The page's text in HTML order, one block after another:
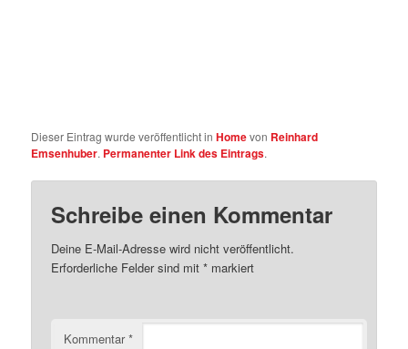
Dieser Eintrag wurde veröffentlicht inHomevon Reinhard
Emsenhuber. Permanenter Link des Eintrags.
Schreibe einen Kommentar
Deine E-Mail-Adresse wird nicht veröffentlicht.
Erforderliche Felder sind mit* markiert
Kommentar*